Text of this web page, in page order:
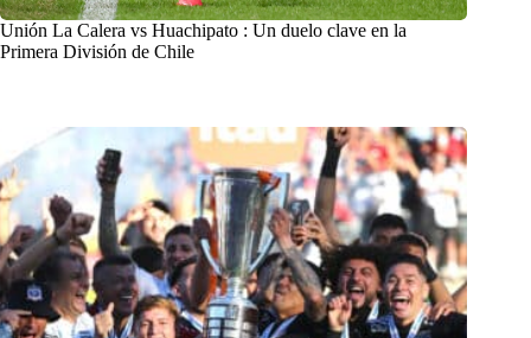
Unión La Calera vs Huachipato : Un duelo clave en la
Primera División de Chile